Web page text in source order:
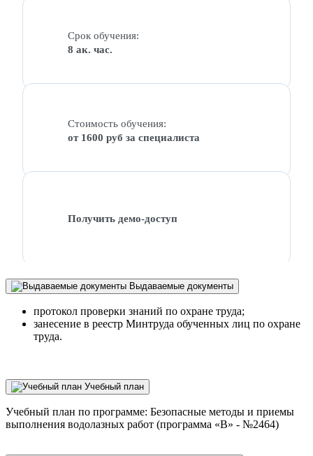
Срок обучения:
8 ак. час.
Стоимость обучения:
от 1600 руб за специалиста
Получить демо-доступ
Выдаваемые документы
протокол проверки знаний по охране труда;
занесение в реестр Минтруда обученных лиц по охране
труда.
Учебный план
Учебный план по программе: Безопасные методы и приемы
выполнения водолазных работ (программа «В» - №2464)